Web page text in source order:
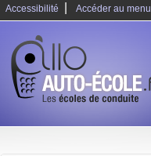
Accessibilité Accéder au menu